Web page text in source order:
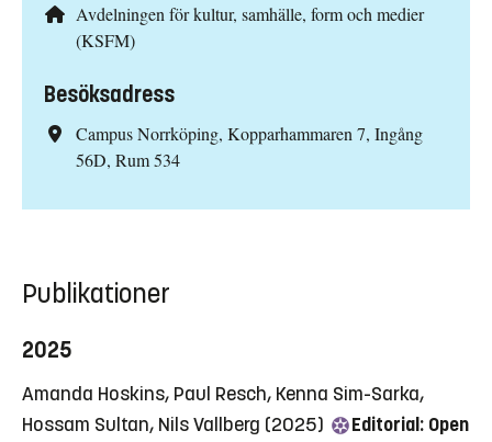
Avdelningen för kultur, samhälle, form och medier
(KSFM)
Besöksadress
Campus Norrköping, Kopparhammaren 7, Ingång
56D, Rum 534
Publikationer
2025
Amanda Hoskins, Paul Resch, Kenna Sim-Sarka,
Hossam Sultan, Nils Vallberg (2025)
Editorial: Open